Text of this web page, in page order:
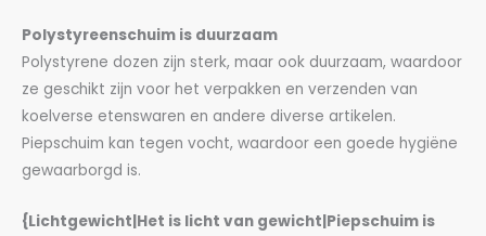
Polystyreenschuim is duurzaam
Polystyrene dozen zijn sterk, maar ook duurzaam, waardoor
ze geschikt zijn voor het verpakken en verzenden van
koelverse etenswaren en andere diverse artikelen.
Piepschuim kan tegen vocht, waardoor een goede hygiëne
gewaarborgd is.
{Lichtgewicht|Het is licht van gewicht|Piepschuim is